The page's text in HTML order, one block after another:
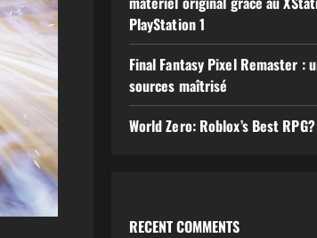
PlayStation 1
Final Fantasy Pixel Remaster :
sources maîtrisé
World Zero: Roblox’s Best RPG?
RECENT COMMENTS